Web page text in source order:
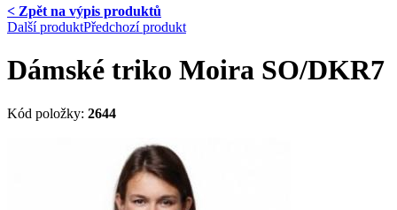
< Zpět na výpis produktů
Další produktPředchozí produkt
Dámské triko Moira SO/DKR7
Kód položky: 2644